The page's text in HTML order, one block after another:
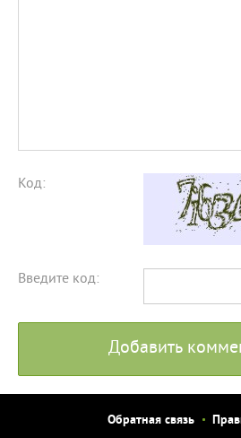
Код:
Введите код:
Добавить
Обратная связь